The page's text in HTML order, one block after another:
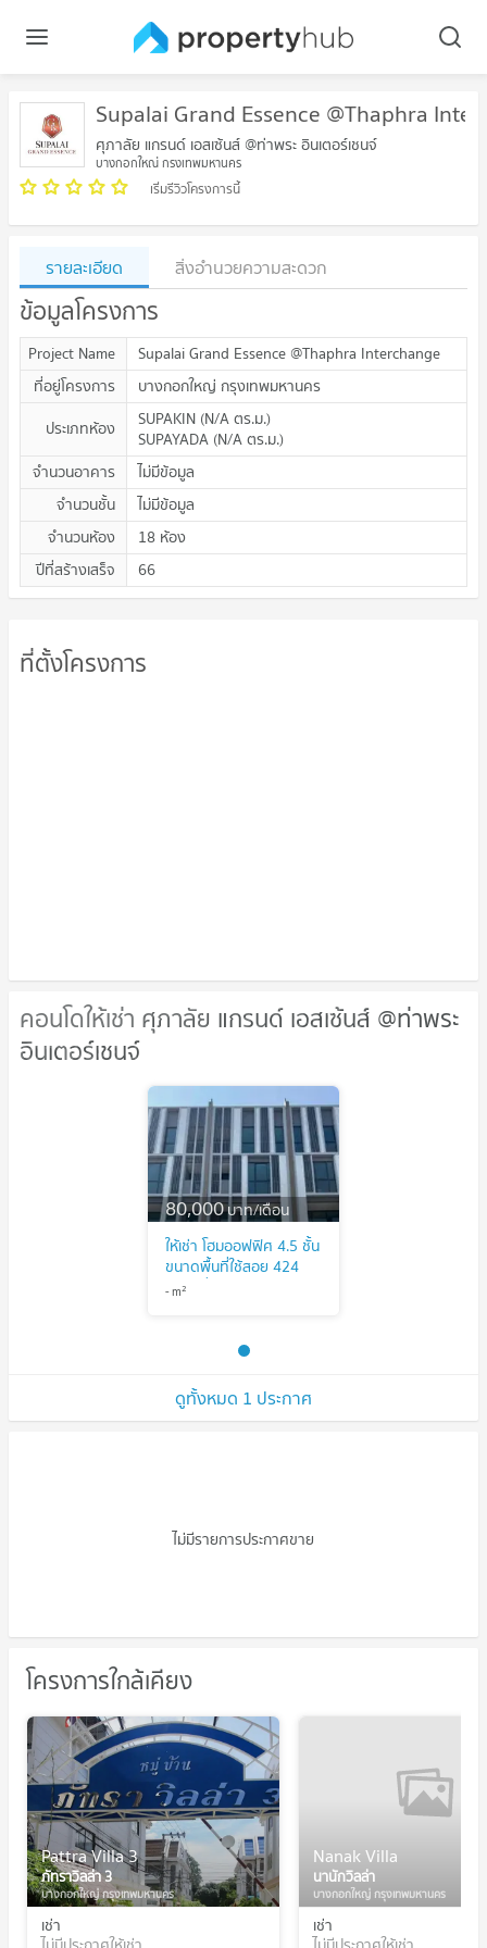
Supalai Grand Essence @Thaphra
ศุภาลัย แกรนด์ เอสเซ้นส์ @ท่าพระ อินเตอร์เชนจ์
บางกอกใหญ่ กรุงเทพมหานคร
เริ่มรีวิวโครงการนี้
รายละเอียด สิ่งอำนวยความสะดวก
ข้อมูลโครงการ
Project Name
Supalai Grand Essence @Thaphra Interchange
ที่อยู่โครงการ
บางกอกใหญ่ กรุงเทพมหานคร
ประเภทห้อง
SUPAKIN (N/Aตร.ม.)
SUPAYADA (N/Aตร.ม.)
จำนวนอาคาร
ไม่มีข้อมูล
จำนวนชั้น
ไม่มีข้อมูล
จำนวนห้อง
18 ห้อง
ปีที่สร้างเสร็จ
66
ที่ตั้งโครงการ
คอนโดให้เช่า ศุภาลัย แกรนด์ เอสเซ้นส์ @ท่าพระ
อินเตอร์เชนจ์
ดูทั้งหมด 1 ประกาศ
คอนโดให้เช่า ศุภาลัย แกรนด์ เอสเซ้นส์
@ท่าพระ อินเตอร์เชนจ์
80,000บาท/เดือน
ให้เช่า โฮมออฟฟิศ 4.5 ชั้น
ขนาดพื้นที่ใช้สอย 424
ตรม. ที่ดิน 34.4 วา 6ห้อง
แอท ท่าพระ อินเตอร์เชนจ์
-m2
ไม่มีรายการประกาศขาย
โครงการใกล้เคียง
Pattra Villa 3
ภัทราวิลล่า 3
บางกอกใหญ่ กรุงเทพมหานคร
เช่า
Nanak Villa
นานักวิลล่า
บางกอกใหญ่ กรุงเทพมหานคร
เช่า